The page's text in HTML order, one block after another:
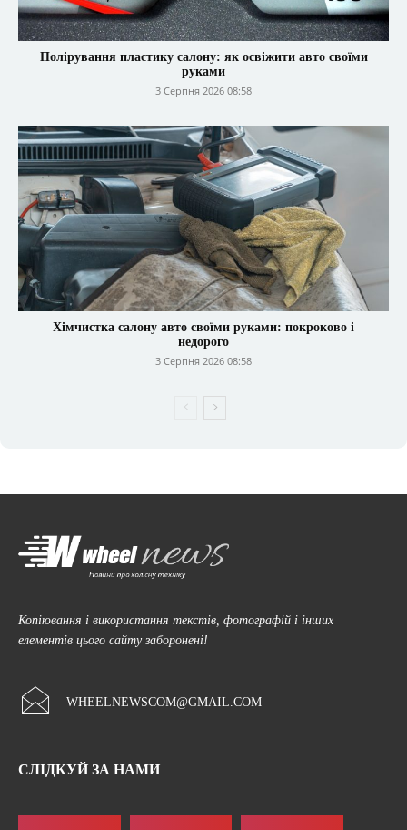
Полірування пластику салону: як освіжити авто своїми
руками
3 Серпня 2026 08:58
Хімчистка салону авто своїми руками: покроково і
недорого
3 Серпня 2026 08:58
Копіювання і використання текстів, фотографій і інших
елементів цього сайту заборонені!
WHEELNEWSCOM@GMAIL.COM
СЛІДКУЙ ЗА НАМИ